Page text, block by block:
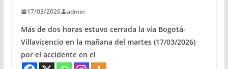
17/03/2026 admin
Más de dos horas estuvo cerrada la vía Bogotá-
Villavicencio en la mañana del martes (17/03/2026)
por el accidente en el